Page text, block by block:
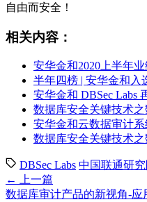
自由而安全！
相关内容：
安华金和2020上半年
半年四榜 | 安华金和入
安华金和 DBSec Labs
数据库安全关键技术
安华金和云数据审计
数据库安全关键技术
DBSec Labs 中国联通研究
← 上一篇
数据库审计产品的新视角-应